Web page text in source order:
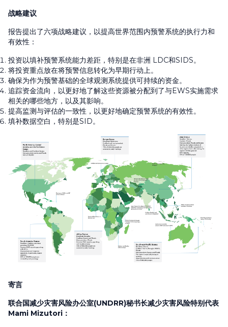
战略建议
报告提出了六项战略建议，以提高世界范围内预警系统的执行力和
有效性：
投资以填补预警系统能力差距，特别是在非洲 LDC和SIDS。
将投资重点放在将预警信息转化为早期行动上。
确保为作为预警基础的全球观测系统提供可持续的资金。
追踪资金流向，以更好地了解这些资源被分配到了与EWS实施需求
相关的哪些地方，以及其影响。
提高监测与评估的一致性，以更好地确定预警系统的有效性。
填补数据空白，特别是SID。
寄言
联合国减少灾害风险办公室(UNDRR)秘书长减少灾害风险特别代表
Mami Mizutori ：